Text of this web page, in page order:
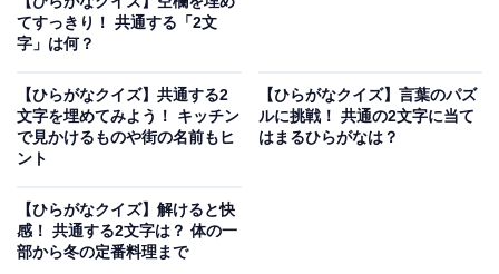
関連記事
【ひらがなクイズ】解けると楽しい！ 共通する2文字を
埋めてみよう！ 丸いものから食卓の定番まで
てすっきり！ 共通する「2文
字」は何？
【ひらがなクイズ】共通する2
文字を埋めてみよう！ キッチン
で見かけるものや街の名前もヒ
ント
【ひらがなクイズ】言葉のパズ
ルに挑戦！ 共通の2文字に当て
はまるひらがなは？
【ひらがなクイズ】解けると快
感！ 共通する2文字は？ 体の一
部から冬の定番料理まで